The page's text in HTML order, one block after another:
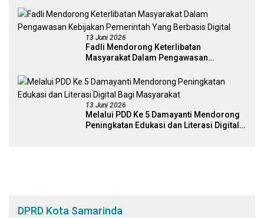
Platform Digital
13 Juni 2026
Fadli Mendorong Keterlibatan
Masyarakat Dalam Pengawasan
Digital
13 Juni 2026
Melalui PDD Ke 5 Damayanti Mendorong
Peningkatan Edukasi dan Literasi Digital
DPRD Kota Samarinda